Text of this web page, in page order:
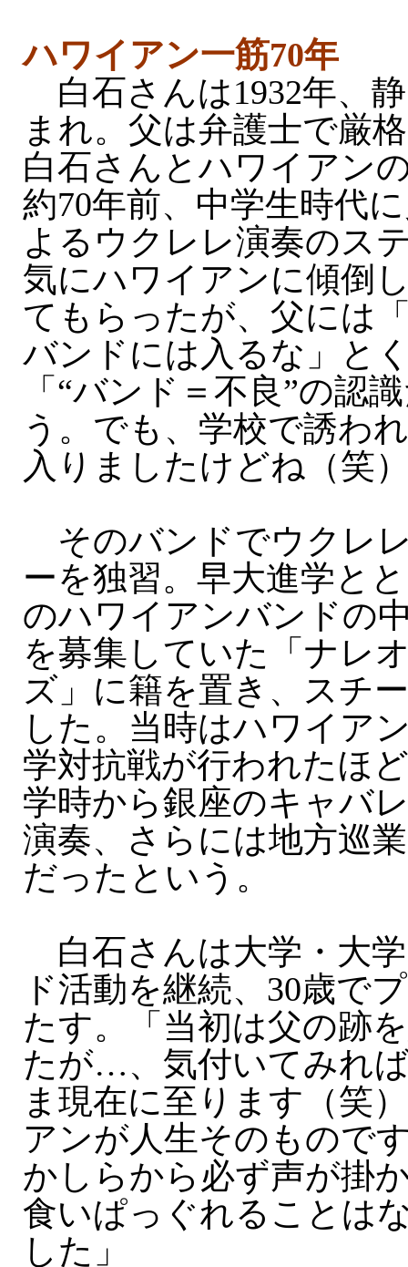
ハワイアン一筋70年
白石さんは1932年、
まれ。父は弁護士で厳
白石さんとハワイアン
約70年前、中学生時代
よるウクレレ演奏のス
気にハワイアンに傾倒
てもらったが、父には
バンドには入るな」と
「“バンド＝不良”の認
う。でも、学校で誘わ
入りましたけどね（笑
そのバンドでウクレ
ーを独習。早大進学と
のハワイアンバンドの
を募集していた「ナレ
ズ」に籍を置き、スチ
した。当時はハワイア
学対抗戦が行われたほ
学時から銀座のキャバ
演奏、さらには地方巡
だったという。
白石さんは大学・大
ド活動を継続、30歳で
たす。「当初は父の跡
たが…、気付いてみれ
ま現在に至ります（笑
アンが人生そのもので
かしらから必ず声が掛
食いぱっぐれることは
した」